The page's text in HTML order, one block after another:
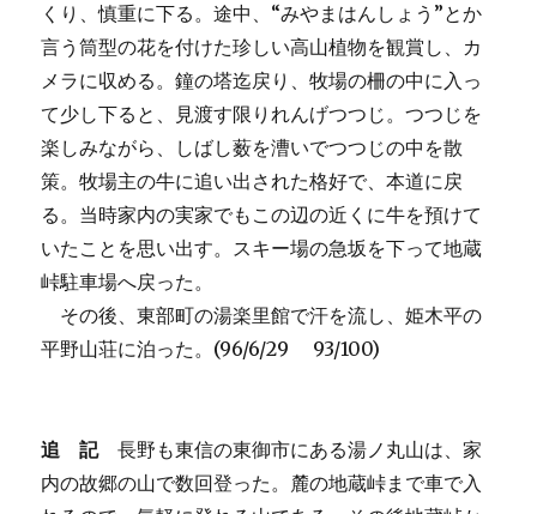
くり、慎重に下る。途中、“みやまはんしょう”とか
言う筒型の花を付けた珍しい高山植物を観賞し、カ
メラに収める。鐘の塔迄戻り、牧場の柵の中に入っ
て少し下ると、見渡す限りれんげつつじ。つつじを
楽しみながら、しばし薮を漕いでつつじの中を散
策。牧場主の牛に追い出された格好で、本道に戻
る。当時家内の実家でもこの辺の近くに牛を預けて
いたことを思い出す。スキー場の急坂を下って地蔵
峠駐車場へ戻った。
その後、東部町の湯楽里館で汗を流し、姫木平の
平野山荘に泊った。(96/6/29 93/100)
追 記長野も東信の東御市にある湯ノ丸山は、家
内の故郷の山で数回登った。麓の地蔵峠まで車で入